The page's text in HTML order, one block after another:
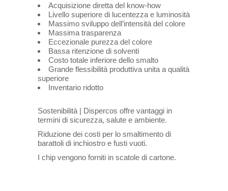
Acquisizione diretta del know-how
Livello superiore di lucentezza e luminosità
Massimo sviluppo dell’intensità del colore
Massima trasparenza
Eccezionale purezza del colore
Bassa ritenzione di solventi
Costo totale inferiore dello smalto
Grande flessibilità produttiva unita a qualità
superiore
Inventario ridotto
Sostenibilità | Dispercos offre vantaggi in
termini di sicurezza, salute e ambiente.
Riduzione dei costi per lo smaltimento di
barattoli di inchiostro e fusti vuoti.
I chip vengono forniti in scatole di cartone.